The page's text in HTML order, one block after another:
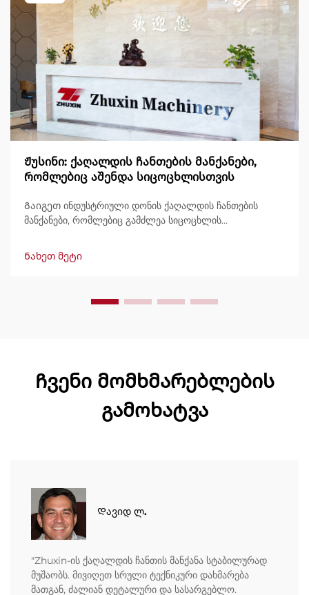
Ჟუსინი: ქაღალდის ჩანთების მანქანები,
რომლებიც აშენდა სიცოცხლისთვის
Გაიგეთ ინდუსტრიული დონის ქაღალდის ჩანთების
მანქანები, რომლებიც გამძლეა სიცოცხლის
მსოფლიოში ნდობით გამოიყენება გამძლეობის,
მარტივად მართვის და მინიმალური შესვენების გამო.
Ნახეთ მეტი
Ჩვენი მომხმარებლების
გამოხატვა
Დავიდ ლ.
"Zhuxin-ის ქაღალდის ჩანთის მანქანა სტაბილურად
მუშაობს. მივიღეთ სრული ტექნიკური დახმარება
მათგან, ძალიან დეტალური და სასარგებლო.